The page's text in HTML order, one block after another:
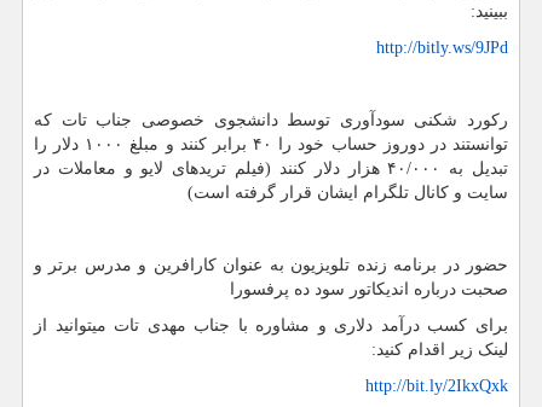
ببینید:
http://bitly.ws/9JPd
رکورد شکنی سودآوری توسط دانشجوی خصوصی جناب تات که
توانستند در دوروز حساب خود را ۴۰ برابر کنند و مبلغ ۱۰۰۰ دلار را
تبدیل به ۴۰/۰۰۰ هزار دلار کنند (فیلم تریدهای لایو و معاملات در
سایت و کانال تلگرام ایشان قرار گرفته است)
حضور در برنامه زنده تلویزیون به عنوان کارافرین و مدرس برتر و
صحبت درباره اندیکاتور سود ده پرفسورا
برای کسب درآمد دلاری و مشاوره با جناب مهدی تات میتوانید از
لینک زیر اقدام کنید:
http://bit.ly/2IkxQxk